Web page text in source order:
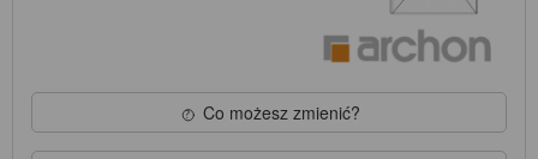
Co możesz zmienić?